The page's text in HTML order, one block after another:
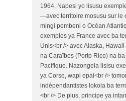
1964. Napesi yo lisusu
—avec territoire mosusu sur le
mingi pembeni o Océan
exemples ya France avec ba
Unis<br /> avec Alaska,
na Caraïbes (Porto Rico) na
Pacifique. Nazongela lisisu
ya Corse, wapi epai<br />
indépendantistes lokola ba
<br /> De plus, principe ya